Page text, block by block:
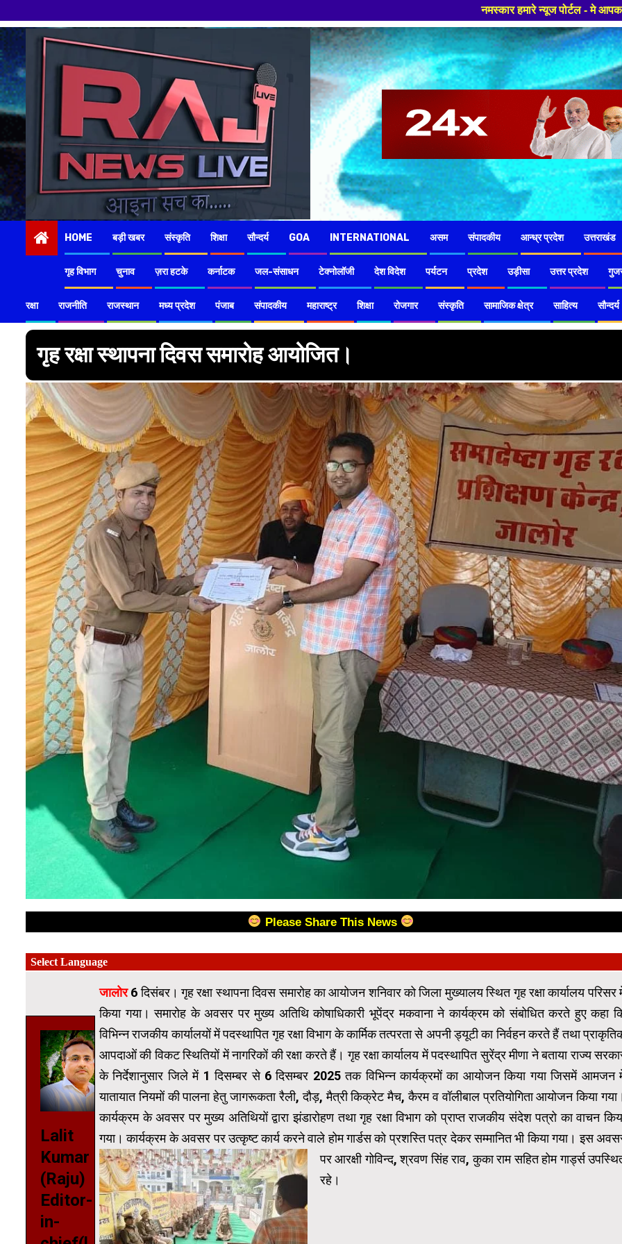
नमस्कार हमारे न्यूज पोर्टल - मे आपका स्वागत हैं ,यहाँ आपको
Skip
to
content
HOME बड़ी खबर संस्कृति शिक्षा सौन्दर्य GOA INTERNATIONAL असम संपादकीय आन्ध्र प्रदेश उत्तराखंड
गृह विभाग चुनाव ज़रा हटके कर्नाटक जल-संसाधन टेक्नोलॉजी देश विदेश पर्यटन प्रदेश उड़ीसा उत्तर प्रदेश
रक्षा राजनीति राजस्थान मध्य प्रदेश पंजाब संपादकीय महाराष्ट्र शिक्षा रोजगार संस्कृति सामाजिक क्षेत्र साहित्य सौन्दर्य
गृह रक्षा स्थापना दिवस समारोह आयोजित।
Please Share This News
Lalit
Kumar
(Raju)
Editor-
in-
जालोर6 दिसंबर। गृह रक्षा स्थापना दिवस समारोह का आयोजन शनिवार को जिला मुख्यालय स्थित गृह रक्षा कार्यालय परिसर
किया गया। समारोह के अवसर पर मुख्य अतिथि कोषाधिकारी भूपेंद्र मकवाना ने कार्यक्रम को संबोधित करते हुए कहा
विभिन्न राजकीय कार्यालयों में पदस्थापित गृह रक्षा विभाग के कार्मिक तत्परता से अपनी ड्यूटी का निर्वहन करते हैं तथा
आपदाओं की विकट स्थितियों में नागरिकों की रक्षा करते हैं। गृह रक्षा कार्यालय में पदस्थापित सुरेंद्र मीणा ने बताया राज्य
के निर्देशानुसार जिले में 1 दिसम्बर से 6 दिसम्बर 2025 तक विभिन्न कार्यक्रमों का आयोजन किया गया जिसमें आमजन
यातायात नियमों की पालना हेतु जागरूकता रैली, दौड़, मैत्री किक्रेट मैच, कैरम व वॉलीबाल प्रतियोगिता आयोजन किया
कार्यक्रम के अवसर पर मुख्य अतिथियों द्वारा झंडारोहण तथा गृह रक्षा विभाग को प्राप्त राजकीय संदेश पत्रो का वाचन
गया। कार्यक्रम के अवसर पर उत्कृष्ट कार्य करने वाले होम गार्डस को प्रशस्ति पत्र देकर सम्मानित भी किया गया। इस
पर आरक्षी गोविन्द, श्रवण सिंह राव, कुका राम सहित होम गार्ड्स
रहे।